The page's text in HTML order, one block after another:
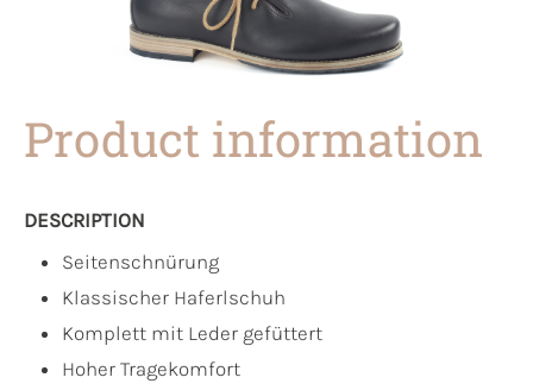
Product information
DESCRIPTION
Seitenschnürung
Klassischer Haferlschuh
Komplett mit Leder gefüttert
Hoher Tragekomfort